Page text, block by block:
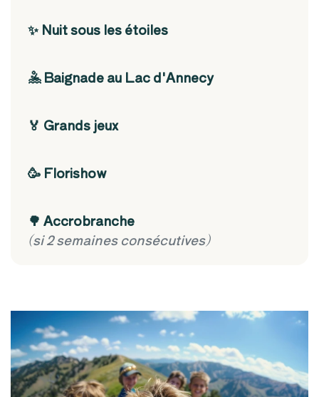
✨ Nuit sous les étoiles
🤽 Baignade au Lac d'Annecy
🏅 Grands jeux
🥳 Florishow
🌳 Accrobranche
(si 2 semaines consécutives)